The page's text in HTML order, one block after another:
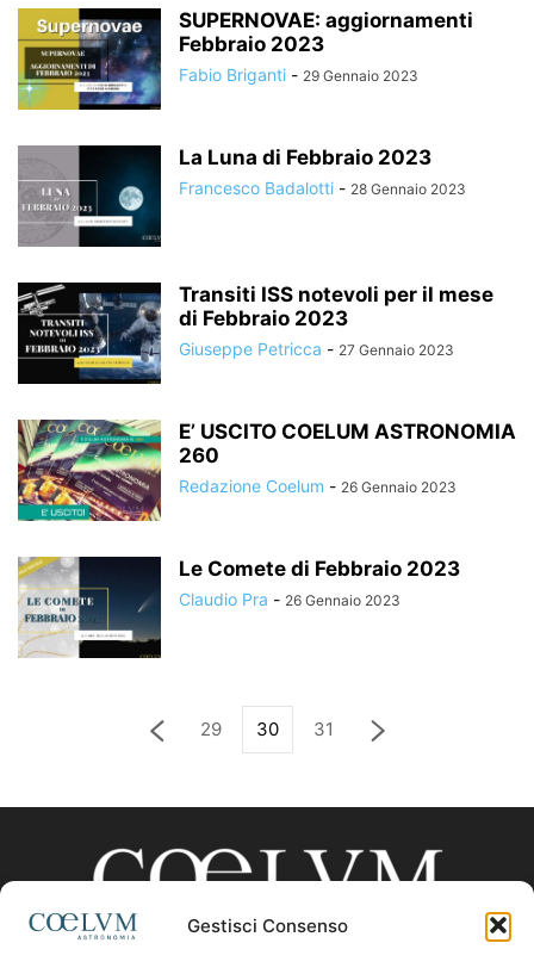
Gestisci Consenso
SUPERNOVAE: aggiornamenti
Febbraio 2023
Fabio Briganti - 29 Gennaio 2023
La Luna di Febbraio 2023
Francesco Badalotti - 28 Gennaio 2023
Transiti ISS notevoli per il mese
di Febbraio 2023
Giuseppe Petricca - 27 Gennaio 2023
E’ USCITO COELUM ASTRONOMIA
260
Redazione Coelum - 26 Gennaio 2023
Le Comete di Febbraio 2023
Claudio Pra - 26 Gennaio 2023
29 30 31